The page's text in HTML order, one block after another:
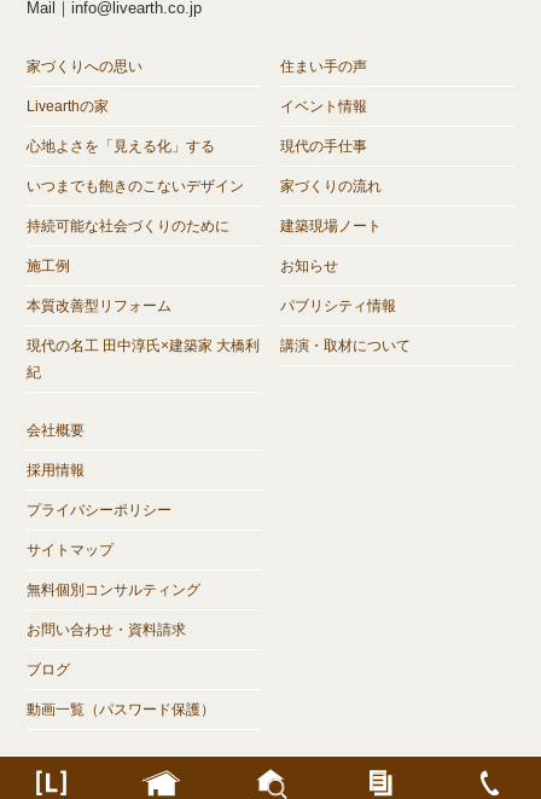
Mail｜info@livearth.co.jp
家づくりへの思い
Livearthの家
心地よさを「見える化」する
いつまでも飽きのこないデザイン
持続可能な社会づくりのために
施工例
本質改善型リフォーム
現代の名工 田中淳氏×建築家 大橋利
紀
住まい手の声
イベント情報
現代の手仕事
家づくりの流れ
建築現場ノート
お知らせ
パブリシティ情報
講演・取材について
会社概要
採用情報
プライバシーポリシー
サイトマップ
無料個別コンサルティング
お問い合わせ・資料請求
ブログ
動画一覧（パスワード保護）
岐阜県大垣市で注文住宅なら木の家づくり【Livearth】リヴアース